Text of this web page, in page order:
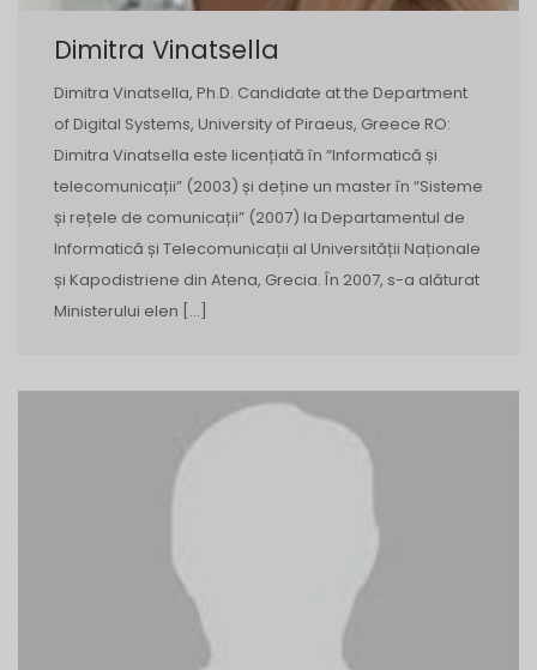
Dimitra Vinatsella
Dimitra Vinatsella, Ph.D. Candidate at the Department
of Digital Systems, University of Piraeus, Greece RO:
Dimitra Vinatsella este licențiată în “Informatică și
telecomunicații” (2003) și deține un master în “Sisteme
și rețele de comunicații” (2007) la Departamentul de
Informatică și Telecomunicații al Universității Naționale
și Kapodistriene din Atena, Grecia. În 2007, s-a alăturat
Ministerului elen […]